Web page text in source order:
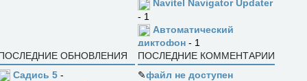
Navitel Navigator Updater
- 1
Автоматический
диктофон - 1
ОБНОВЛЕНИЯ
Садись 5 -
ПОСЛЕДНИЕ КОММЕНТАРИИ
✎файл не доступен